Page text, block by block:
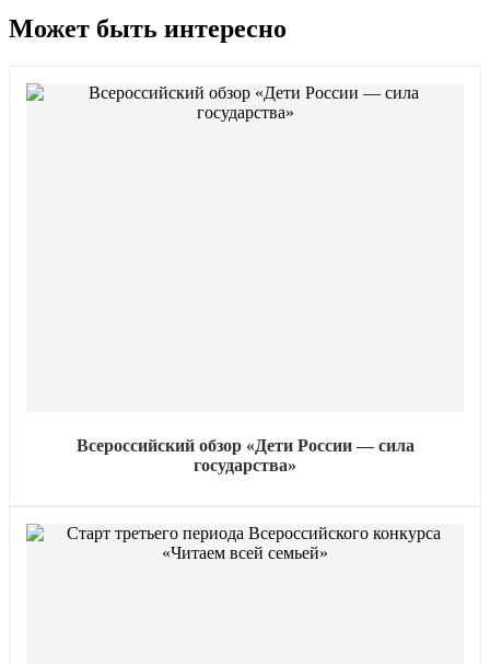
Может быть интересно
Всероссийский обзор «Дети России — сила
государства»